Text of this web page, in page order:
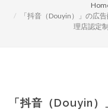
「抖音（Douyin）」の広
理店認定
「抖音（Douyin